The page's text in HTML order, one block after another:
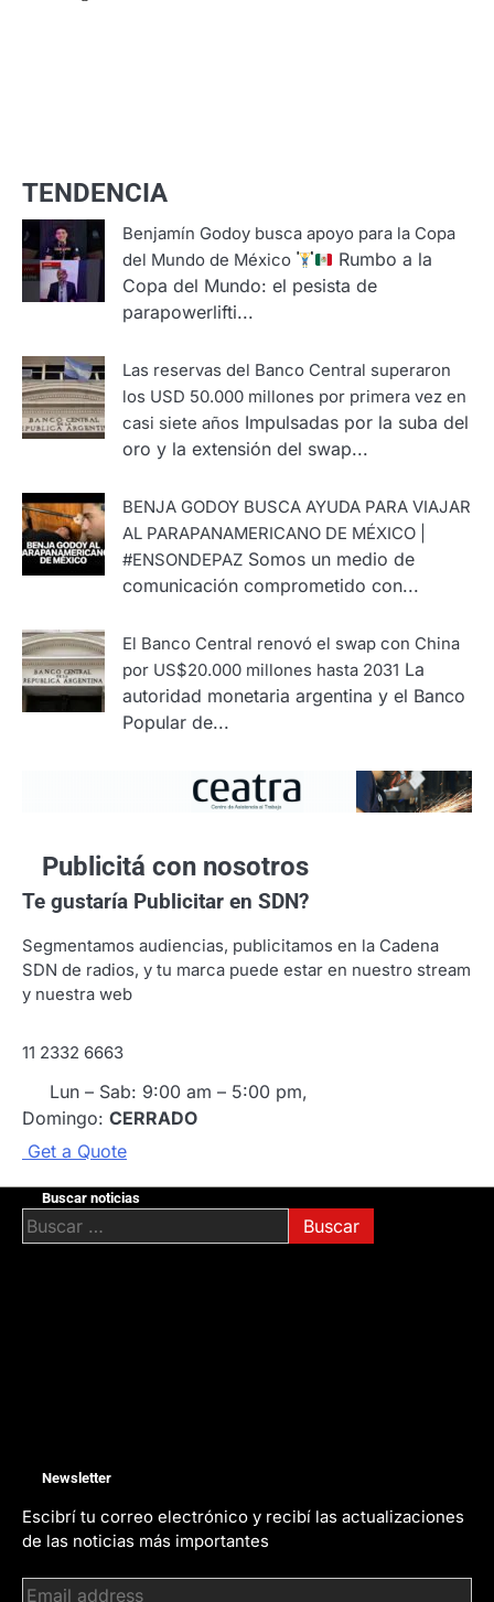
TENDENCIA
Benjamín Godoy busca apoyo para la Copa
del Mundo de México
Rumbo a la
Copa del Mundo: el pesista de
parapowerlifti...
Las reservas del Banco Central superaron
los USD 50.000 millones por primera vez en
casi siete años Impulsadas por la suba del
oro y la extensión del swap...
BENJA GODOY BUSCA AYUDA PARA VIAJAR
AL PARAPANAMERICANO DE MÉXICO |
#ENSONDEPAZ Somos un medio de
comunicación comprometido con...
El Banco Central renovó el swap con China
por US$20.000 millones hasta 2031 La
autoridad monetaria argentina y el Banco
Popular de...
Publicitá con nosotros
Te gustaría Publicitar en SDN?
Segmentamos audiencias, publicitamos en la Cadena
SDN de radios, y tu marca puede estar en nuestro stream
y nuestra web
11 2332 6663
Lun – Sab: 9:00 am – 5:00 pm,
Domingo: CERRADO
Get a Quote
Buscar noticias
Buscar:
Newsletter
Escibrí tu correo electrónico y recibí las actualizaciones
de las noticias más importantes